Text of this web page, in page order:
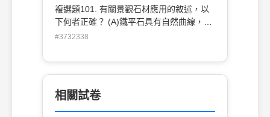
鬆手靜置，待其自然黏合 (D)插接後多餘之
膠合劑應擦拭乾淨 。
複選題101. 有關景觀石材應用的敘述，以
下何者正確？ (A)鐵平石具有自然曲線，不
適合用於舖面 (B)白色 3 分卵石受潮後容易
武岩石板舖設時應將粗糙面朝上，以發揮足
夠之止滑力 (D)黃木紋石片適合作貼面材使
#3732338
相關試卷